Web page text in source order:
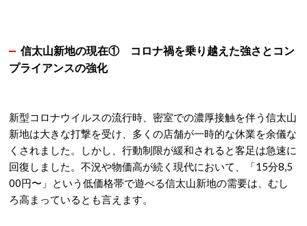
信太山新地の現在① コロナ禍を乗り越えた強さとコン
プライアンスの強化
新型コロナウイルスの流行時、密室での濃厚接触を伴う信太山
新地は大きな打撃を受け、多くの店舗が一時的な休業を余儀な
くされました。しかし、行動制限が緩和されると客足は急速に
回復しました。不況や物価高が続く現代において、「15分8,5
00円〜」という低価格帯で遊べる信太山新地の需要は、むし
ろ高まっているとも言えます。